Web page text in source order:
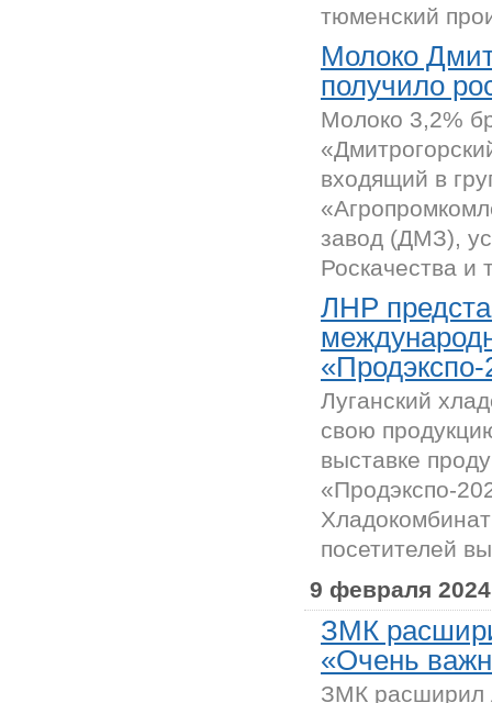
тюменский
Молоко
получило
Молоко 3,2%
входящий в
завод (ДМЗ),
Роскачества и
ЛНР
«Продэкспо-
Луганский
свою
выставке
«Продэкспо-
посетителей
9 февраля 2024
ЗМК
«Очень
ЗМК расширил